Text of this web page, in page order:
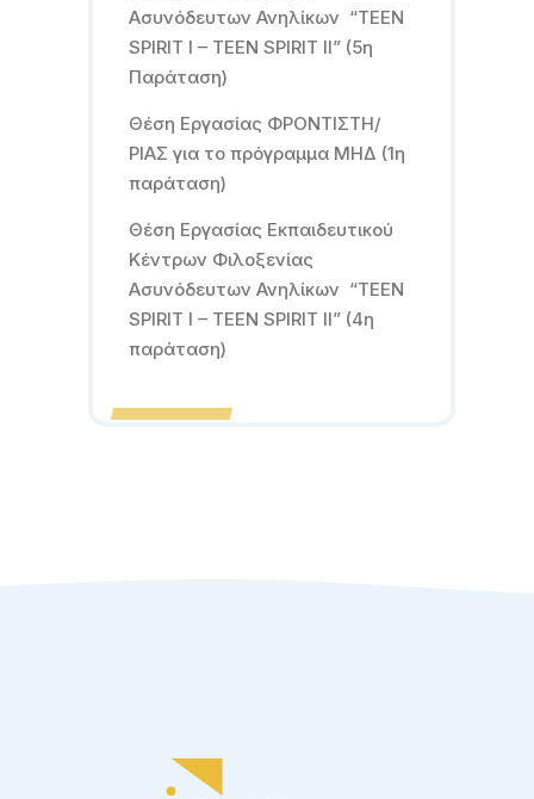
Ασυνόδευτων Ανηλίκων “TEEN
SPIRIT I – TEEN SPIRIT II” (5η
Παράταση)
Θέση Εργασίας ΦΡΟΝΤΙΣΤΗ/
ΡΙΑΣ για το πρόγραμμα ΜΗΔ (1η
παράταση)
Θέση Εργασίας Εκπαιδευτικού
Κέντρων Φιλοξενίας
Ασυνόδευτων Ανηλίκων “TEEN
SPIRIT I – TEEN SPIRIT II” (4η
παράταση)